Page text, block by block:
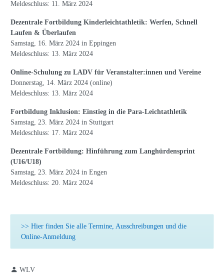
Meldeschluss: 11. März 2024
Dezentrale Fortbildung Kinderleichtathletik: Werfen, Schnell
Laufen & Überlaufen
Samstag, 16. März 2024 in Eppingen
Meldeschluss: 13. März 2024
Online-Schulung zu LADV für Veranstalter:innen und Vereine
Donnerstag, 14. März 2024 (online)
Meldeschluss: 13. März 2024
Fortbildung Inklusion: Einstieg in die Para-Leichtathletik
Samstag, 23. März 2024 in Stuttgart
Meldeschluss: 17. März 2024
Dezentrale Fortbildung: Hinführung zum Langhürdensprint
(U16/U18)
Samstag, 23. März 2024 in Engen
Meldeschluss: 20. März 2024
>> Hier finden Sie alle Termine, Ausschreibungen und die
Online-Anmeldung
WLV